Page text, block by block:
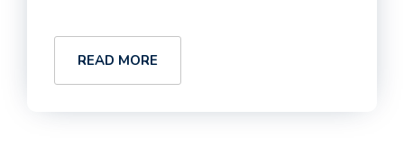
READ MORE